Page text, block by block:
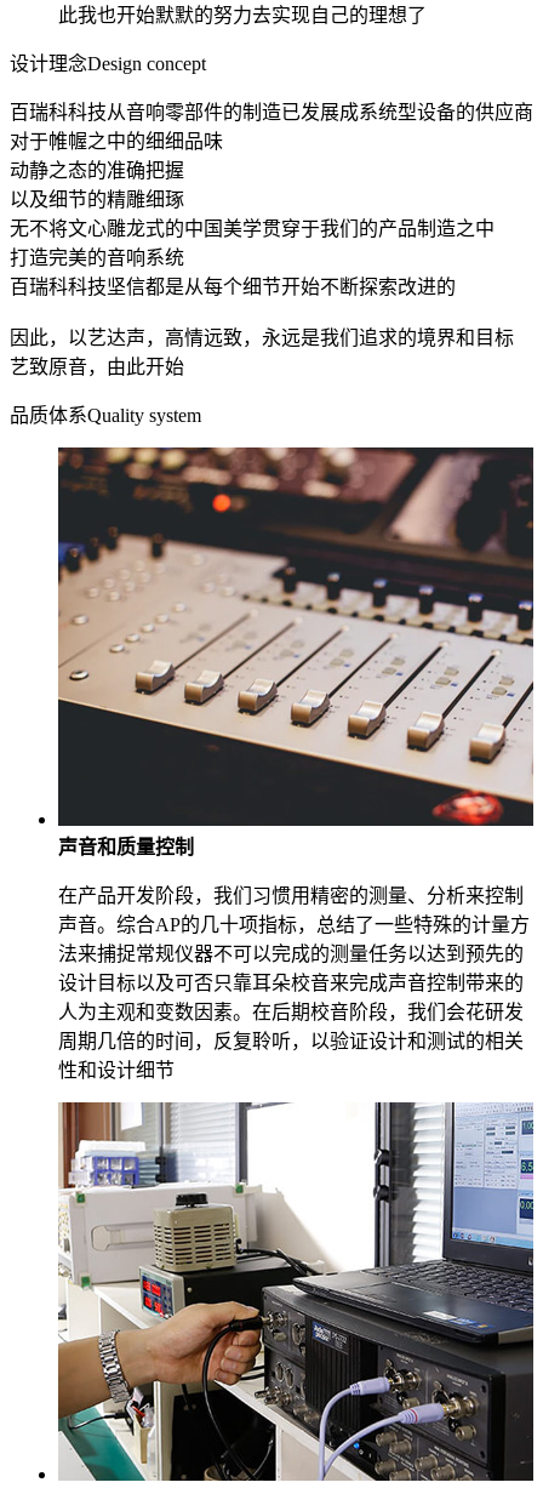
此我也开始默默的努力去实现自己的理想了
设计理念Design concept
百瑞科科技从音响零部件的制造已发展成系统型设备的供应商
对于帷幄之中的细细品味
动静之态的准确把握
以及细节的精雕细琢
无不将文心雕龙式的中国美学贯穿于我们的产品制造之中
打造完美的音响系统
百瑞科科技坚信都是从每个细节开始不断探索改进的
因此，以艺达声，高情远致，永远是我们追求的境界和目标
艺致原音，由此开始
品质体系Quality system
声音和质量控制
在产品开发阶段，我们习惯用精密的测量、分析来控制
声音。综合AP的几十项指标，总结了一些特殊的计量方
法来捕捉常规仪器不可以完成的测量任务以达到预先的
设计目标以及可否只靠耳朵校音来完成声音控制带来的
人为主观和变数因素。在后期校音阶段，我们会花研发
周期几倍的时间，反复聆听，以验证设计和测试的相关
性和设计细节